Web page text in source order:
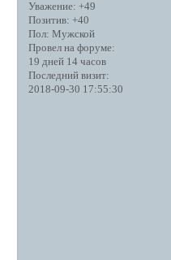
Уважение: +49
Позитив: +40
Пол: Мужской
Провел на форуме:
19 дней 14 часов
Последний визит:
2018-09-30 17:55:30